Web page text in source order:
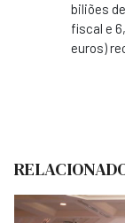
biliões
fiscal e
euros)